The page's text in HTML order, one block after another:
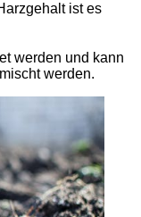
ist es
werden und kann
werden.